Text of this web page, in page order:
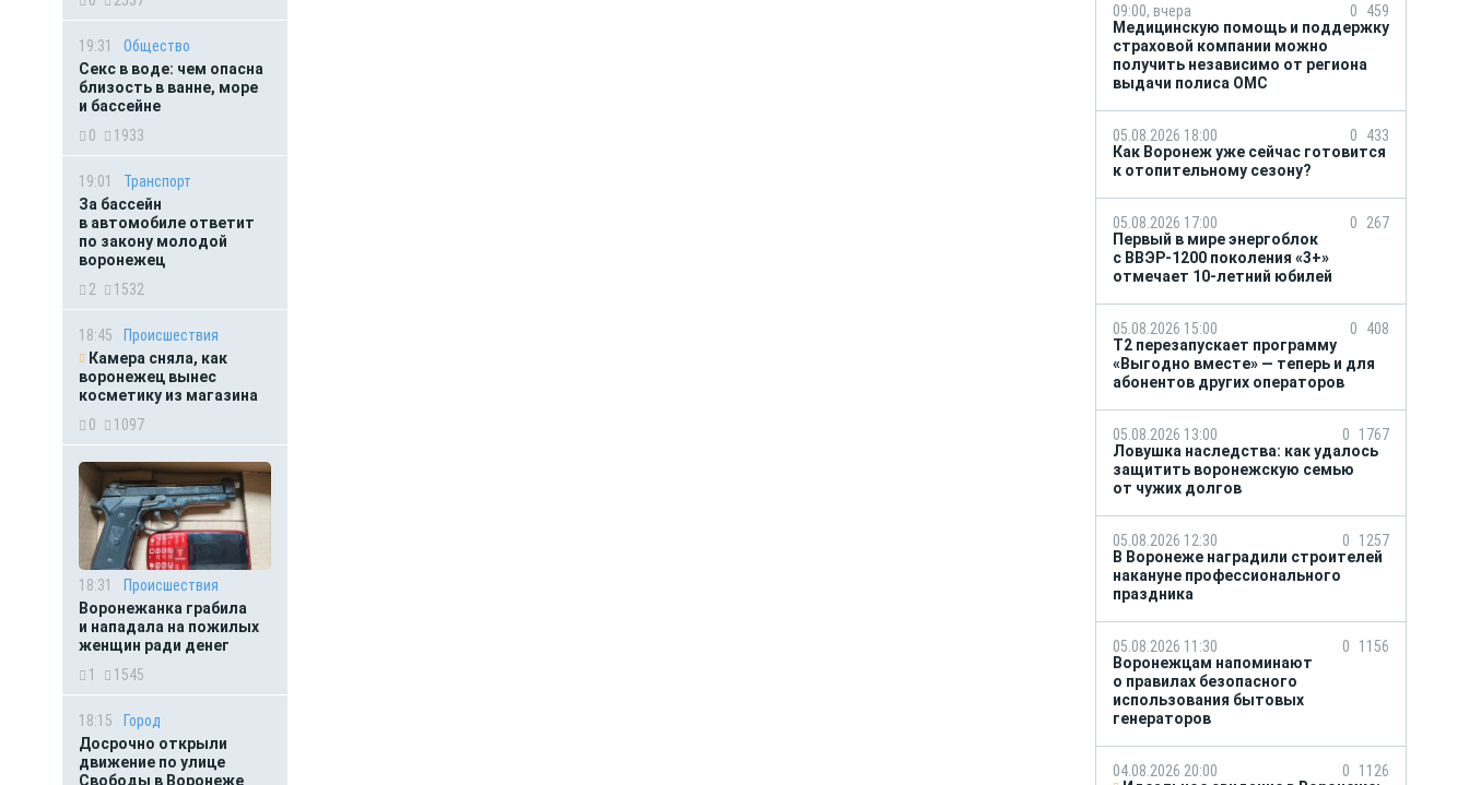
19:31
Общество
Секс в воде: чем опасна
близость в ванне, море
и бассейне
0
1933
19:01
Транспорт
За бассейн
в автомобиле ответит
по закону молодой
воронежец
2
1532
18:45
Происшествия
Камера сняла, как
воронежец вынес
косметику из магазина
0
1097
18:31
Происшествия
Воронежанка грабила
и нападала на пожилых
женщин ради денег
1
1545
18:15
Город
Досрочно открыли
движение по улице
Свободы в Воронеже
09:00, вчера 0
459
Медицинскую помощь и поддержку
страховой компании можно
получить независимо от региона
выдачи полиса ОМС
05.08.2026 18:00 0
433
Как Воронеж уже сейчас готовится
к отопительному сезону?
05.08.2026 17:00 0
267
Первый в мире энергоблок
с ВВЭР-1200 поколения «3+»
отмечает 10-летний юбилей
05.08.2026 15:00 0
408
Т2 перезапускает программу
«Выгодно вместе» — теперь и для
абонентов других операторов
05.08.2026 13:00 0
1767
Ловушка наследства: как удалось
защитить воронежскую семью
от чужих долгов
05.08.2026 12:30 0
1257
В Воронеже наградили строителей
накануне профессионального
праздника
05.08.2026 11:30 0
1156
Воронежцам напоминают
о правилах безопасного
использования бытовых
генераторов
04.08.2026 20:00 0
1126